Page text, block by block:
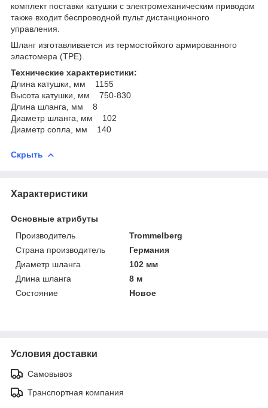
комплект поставки катушки с электромеханическим приводом
также входит беспроводной пульт дистанционного
управления.
Шланг изготавливается из термостойкого армированного
эластомера (TPE).
Технические характеристики:
Длина катушки, мм 1155
Высота катушки, мм 750-830
Длина шланга, мм 8
Диаметр шланга, мм 102
Диаметр сопла, мм 140
Скрыть
Характеристики
Основные атрибуты
Производитель
Trommelberg
Страна производитель
Германия
Диаметр шланга
102 мм
Длина шланга
8 м
Состояние
Новое
Условия доставки
Самовывоз
Транспортная компания